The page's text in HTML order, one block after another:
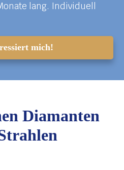
lang. Individuell
mich!
Diamanten